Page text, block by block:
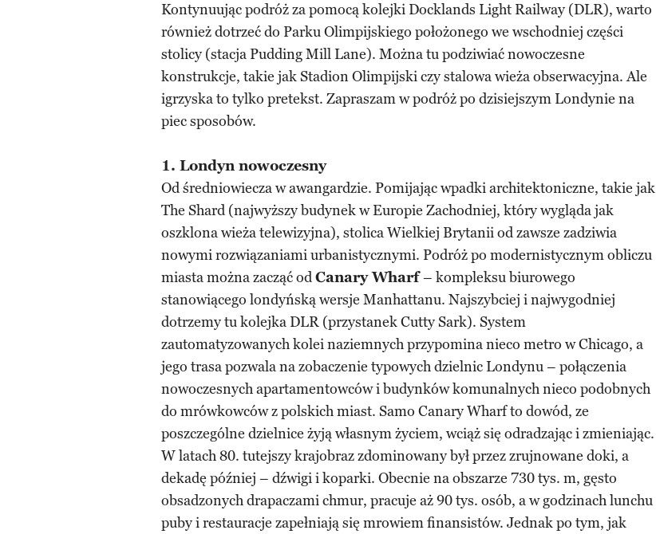
Kontynuując podróż za pomocą kolejki Docklands Light Railway (DLR), warto
również dotrzeć do Parku Olimpijskiego położonego we wschodniej części
stolicy (stacja Pudding Mill Lane). Można tu podziwiać nowoczesne
konstrukcje, takie jak Stadion Olimpijski czy stalowa wieża obserwacyjna. Ale
igrzyska to tylko pretekst. Zapraszam w podróż po dzisiejszym Londynie na
piec sposobów.
1. Londyn nowoczesny
Od średniowiecza w awangardzie. Pomijając wpadki architektoniczne, takie jak
The Shard (najwyższy budynek w Europie Zachodniej, który wygląda jak
oszklona wieża telewizyjna), stolica Wielkiej Brytanii od zawsze zadziwia
nowymi rozwiązaniami urbanistycznymi. Podróż po modernistycznym obliczu
miasta można zacząć odCanary Wharf– kompleksu biurowego
stanowiącego londyńską wersje Manhattanu. Najszybciej i najwygodniej
dotrzemy tu kolejka DLR (przystanek Cutty Sark). System
zautomatyzowanych kolei naziemnych przypomina nieco metro w Chicago, a
jego trasa pozwala na zobaczenie typowych dzielnic Londynu – połączenia
nowoczesnych apartamentowców i budynków komunalnych nieco podobnych
do mrówkowców z polskich miast. Samo Canary Wharf to dowód, ze
poszczególne dzielnice żyją własnym życiem, wciąż się odradzając i zmieniając.
W latach 80. tutejszy krajobraz zdominowany był przez zrujnowane doki, a
dekadę później – dźwigi i koparki. Obecnie na obszarze 730 tys. m, gęsto
obsadzonych drapaczami chmur, pracuje aż 90 tys. osób, a w godzinach lunchu
puby i restauracje zapełniają się mrowiem finansistów. Jednak po tym, jak